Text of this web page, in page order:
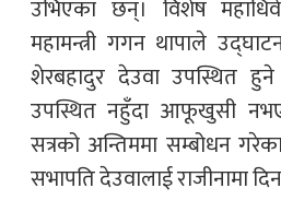
उभिएका छन्। विशेष
महामन्त्री गगन थापाले
शेरबहादुर देउवा उपस्थित
उपस्थित नहुँदा आफूखुसी
सत्रको अन्तिममा सम्बोधन गरेका
सभापति देउवालाई राजीनामा